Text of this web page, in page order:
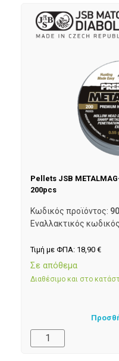
Pellets JSB
200pcs
Κωδικός προϊόντος:
Εναλλακτικός
Τιμή με ΦΠΑ: 18,90 €
Σε απόθεμα
Διαθέσιμο και στο